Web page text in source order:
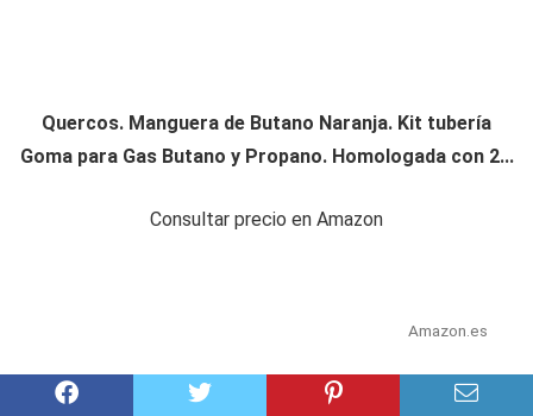
Quercos. Manguera de Butano Naranja. Kit tubería
Goma para Gas Butano y Propano. Homologada con 2...
Consultar precio en Amazon
Amazon.es